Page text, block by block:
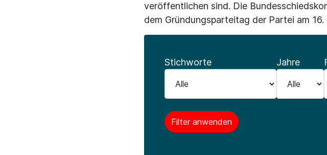
veröffentlichen sind. Die
dem Gründungsparteitag der Partei am
Stichworte Jahre